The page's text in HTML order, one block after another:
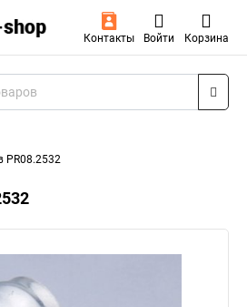
Контакты Войти Корзина
PR08.2532